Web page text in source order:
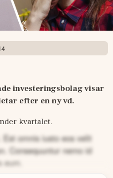
investeringsbolag visar
efter en ny vd.
kvartalet.
omnis iusto eos velit
Consequuntur nemo id